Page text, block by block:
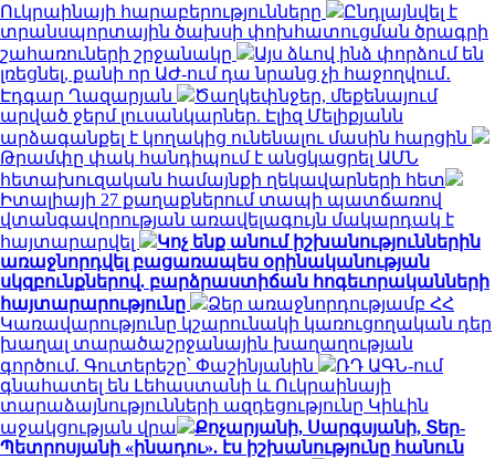
Ուկրաինայի հարաբերությունները
Ընդլայնվել է
տրանսպորտային ծախսի փոխհատուցման ծրագրի
շահառուների շրջանակը
Այս ձևով ինձ փորձում են
լռեցնել, քանի որ ԱԺ-ում դա նրանց չի հաջողվում․
Էդգար Ղազարյան
Ծաղկեփնջեր, մեքենայում
արված ջերմ լուսանկարներ. Էլիզ Մելիքյանն
արձագանքել է կողակից ունենալու մասին հարցին
Թրամփը փակ հանդիպում է անցկացրել ԱՄՆ
հետախուզական համայնքի ղեկավարների հետ
Իտալիայի 27 քաղաքներում տապի պատճառով
վտանգավորության առավելագույն մակարդակ է
հայտարարվել
Կոչ ենք անում իշխանություններին
առաջնորդվել բացառապես օրինականության
սկզբունքներով. բարձրաստիճան հոգեւորականների
հայտարարությունը
Ձեր առաջնորդությամբ ՀՀ
Կառավարությունը կշարունակի կառուցողական դեր
խաղալ տարածաշրջանային խաղաղության
գործում. Գուտերեշը՝ Փաշինյանին
ՌԴ ԱԳՆ-ում
գնահատել են Լեհաստանի և Ուկրաինայի
տարաձայնությունների ազդեցությունը Կիևին
աջակցության վրա
Քոչարյանի, Սարգսյանի, Տեր-
Պետրոսյանի «ինադու». էս իշխանությունը հանուն